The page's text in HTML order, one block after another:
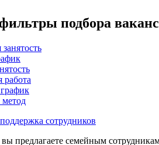
подбора
работа
сотрудников
предлагаете семейным